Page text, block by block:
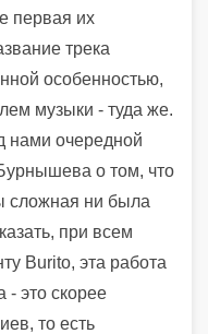
первая их
трека
особенностью,
музыки - туда же.
нами очередной
о том, что
сложная ни была
при всем
Burito, эта работа
- это скорее
то есть